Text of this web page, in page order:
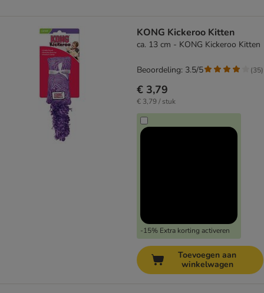
KONG Kickeroo Kitten
ca. 13 cm - KONG Kickeroo Kitten
€ 3,79
€ 3,79 / stuk
-15% Extra korting activeren
Beoordeling: 3.5/5 (35)
Toevoegen aan
winkelwagen